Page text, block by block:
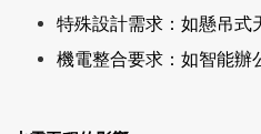
特殊設計需求：如懸吊式
機電整合要求：如智能辦